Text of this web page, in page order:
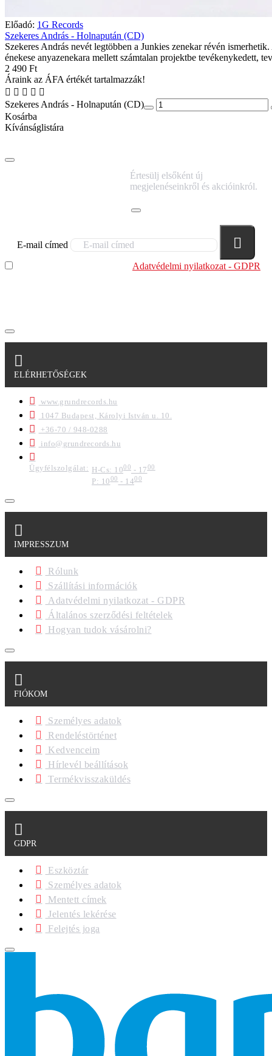
Előadó: 1G Records
Szekeres András - Holnapután (CD)
Szekeres András nevét legtöbben a Junkies zenekar révén
énekese anyazenekara mellett számtalan projektbe tevékenykedett,
2 490 Ft
Áraink az ÁFA értékét tartalmazzák!
Szekeres András - Holnapután (CD)
Kosárba
Kívánságlistára
Értesülj elsőként új
megjelenéseinkről és akcióinkról.
E-mail címed
Adatvédelmi nyilatkozat - GDPR
ELÉRHETŐSÉGEK
www.grundrecords.hu
1047 Budapest, Károlyi István u. 10.
+36-70 / 948-0288
info@grundrecords.hu
Ügyfélszolgálat: H-Cs: 1000 - 1700
P: 1000- 1400
IMPRESSZUM
Rólunk
Szállítási információk
Adatvédelmi nyilatkozat - GDPR
Általános szerződési feltételek
Hogyan tudok vásárolni?
FIÓKOM
Személyes adatok
Rendeléstörténet
Kedvenceim
Hírlevél beállítások
Termékvisszaküldés
GDPR
Eszköztár
Személyes adatok
Mentett címek
Jelentés lekérése
Felejtés joga